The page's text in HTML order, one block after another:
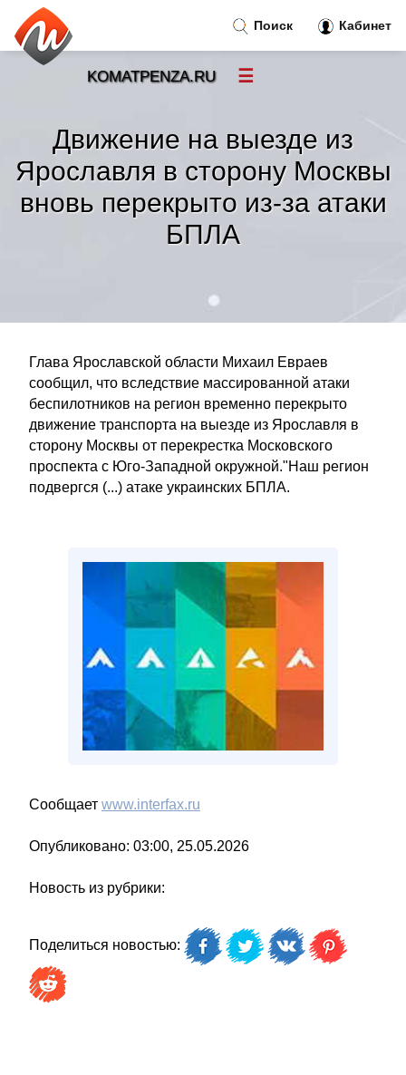
Движение на выезде из
Ярославля в сторону Москвы
вновь перекрыто из-за атаки
БПЛА
Глава Ярославской области Михаил Евраев
сообщил, что вследствие массированной атаки
беспилотников на регион временно перекрыто
движение транспорта на выезде из Ярославля в
сторону Москвы от перекрестка Московского
проспекта с Юго-Западной окружной."Наш регион
подвергся (...) атаке украинских БПЛА.
Сообщает www.interfax.ru
Опубликовано: 03:00, 25.05.2026
Новость из рубрики:
Поделиться новостью:
Поиск Кабинет
KOMATPENZA.RU ☰
Новости»
Тренды новостей »
Рубрики